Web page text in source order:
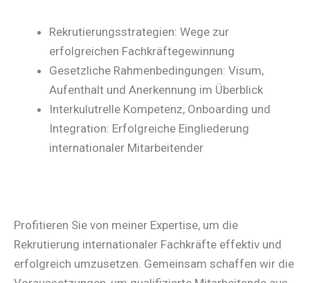
Rekrutierungsstrategien: Wege zur
erfolgreichen Fachkräftegewinnung
Gesetzliche Rahmenbedingungen: Visum,
Aufenthalt und Anerkennung im Überblick
Interkulutrelle Kompetenz, Onboarding und
Integration: Erfolgreiche Eingliederung
internationaler Mitarbeitender
Profitieren Sie von meiner Expertise, um die
Rekrutierung internationaler Fachkräfte effektiv und
erfolgreich umzusetzen. Gemeinsam schaffen wir die